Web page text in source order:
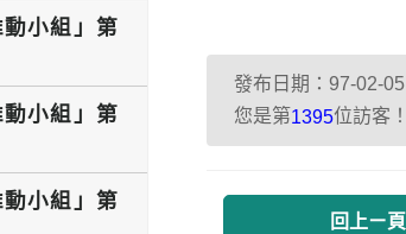
動小組」第
動小組」第
動小組」第
發布日期：97-02-05
您是第1395位訪客！
回上ㄧ頁